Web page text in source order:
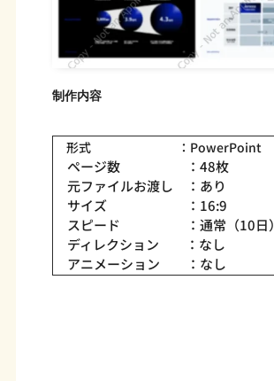
制作内容
形式 ：PowerPoint
ページ数 ：48枚
元ファイルお渡し ：あり
サイズ ：16:9
スピード ：通常（10日）
ディレクション ：なし
アニメーション ：なし